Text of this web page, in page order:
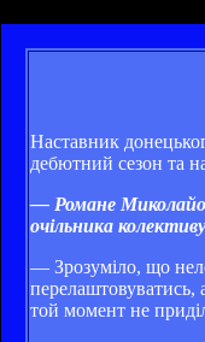
Наставник
дебютний сезон та
— Романе
очільника
— Зрозуміло, що
перелаштовуватись,
той момент не